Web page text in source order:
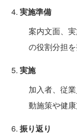
実施準備
案内文面、
の役割分担を
実施
加入者、従
動施策や健
振り返り